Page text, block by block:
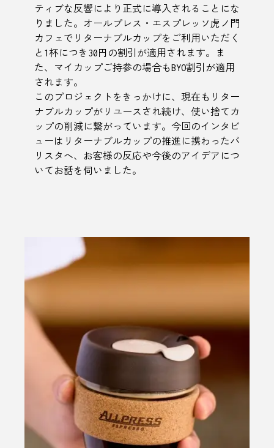
ティブな反響により正式に導入されることにな
りました。オールプレス・エスプレッソ虎ノ門
カフェでリターナブルカップをご利用いただく
と1杯につき30円の割引が適用されます。ま
た、マイカップご持参の場合もBYO割引が適用
されます。
このプロジェクトをきっかけに、現在もリター
ナブルカップがリユースされ続け、使い捨てカ
ップの削減に繋がっています。今回のインタビ
ューはリターナブルカップの推進に携わったバ
リスタへ、お客様の反応や今後のアイデアにつ
いてお話を伺いました。